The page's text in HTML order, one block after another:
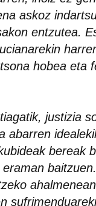
askoz
entzutea.
hobea eta
justizia
abarren
bereak
baitzuen.